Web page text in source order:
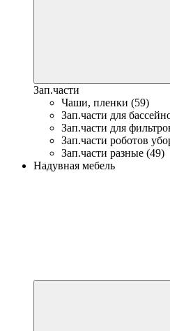
Зап.части
Чаши, пленки (59)
Зап.части для
Зап.части для
Зап.части роботов
Зап.части разные (49)
Надувная мебель